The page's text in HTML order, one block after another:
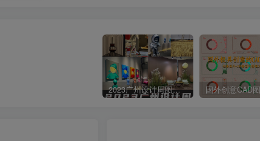
2023广州设计周图集更新至8000多张高清图+联系方式 国外创意CAD